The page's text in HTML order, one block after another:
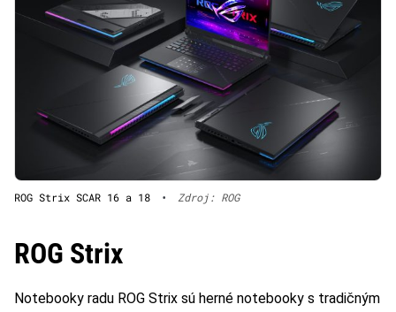
ROG Strix SCAR 16 a 18 • Zdroj: ROG
ROG Strix
Notebooky radu ROG Strix sú herné notebooky s tradičným